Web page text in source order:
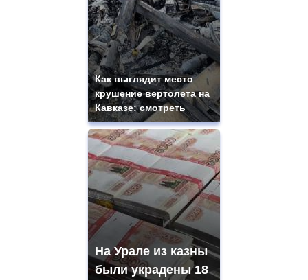
Как выглядит место
крушение вертолета на
Кавказе: смотреть
На Урале из казны
были украдены 18